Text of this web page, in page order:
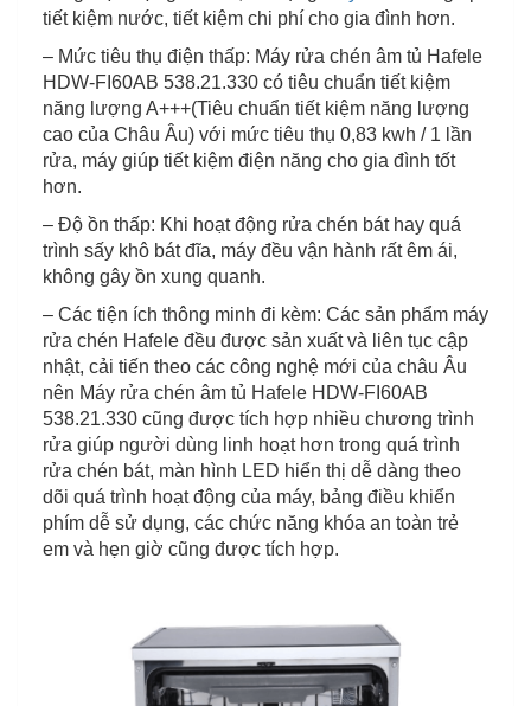
tiết kiệm nước, tiết kiệm chi phí cho gia đình hơn.
– Mức tiêu thụ điện thấp: Máy rửa chén âm tủ Hafele
HDW-FI60AB 538.21.330 có tiêu chuẩn tiết kiệm
năng lượng A+++(Tiêu chuẩn tiết kiệm năng lượng
cao của Châu Âu) với mức tiêu thụ 0,83 kwh / 1 lần
rửa, máy giúp tiết kiệm điện năng cho gia đình tốt
hơn.
– Độ ồn thấp: Khi hoạt động rửa chén bát hay quá
trình sấy khô bát đĩa, máy đều vận hành rất êm ái,
không gây ồn xung quanh.
– Các tiện ích thông minh đi kèm: Các sản phẩm máy
rửa chén Hafele đều được sản xuất và liên tục cập
nhật, cải tiến theo các công nghệ mới của châu Âu
nên Máy rửa chén âm tủ Hafele HDW-FI60AB
538.21.330 cũng được tích hợp nhiều chương trình
rửa giúp người dùng linh hoạt hơn trong quá trình
rửa chén bát, màn hình LED hiển thị dễ dàng theo
dõi quá trình hoạt động của máy, bảng điều khiển
phím dễ sử dụng, các chức năng khóa an toàn trẻ
em và hẹn giờ cũng được tích hợp.